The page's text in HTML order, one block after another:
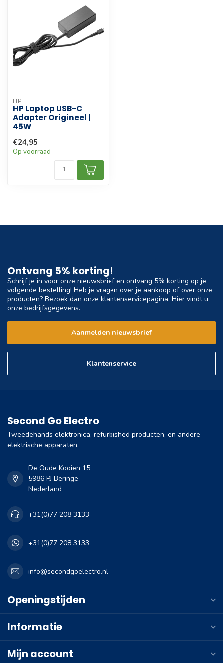
HP.
HP Laptop USB-C
Adapter Origineel |
45W
€24,95
Op voorraad
Ontvang 5% korting!
Schrijf je in voor onze nieuwsbrief en ontvang 5% korting op je
volgende bestelling! Heb je vragen over je aankoop of over onze
producten? Bezoek dan onze klantenservicepagina. Hier vindt u
onze bedrijfsgegevens.
Aanmelden nieuwsbrief
Klantenservice
Second Go Electro
Tweedehands elektronica, refurbished producten, en andere
elektrische apparaten.
De Oude Kooien 15
5986 PJ Beringe
Nederland
+31(0)77 208 3133
+31(0)77 208 3133
info@secondgoelectro.nl
Openingstijden
Informatie
Mijn account